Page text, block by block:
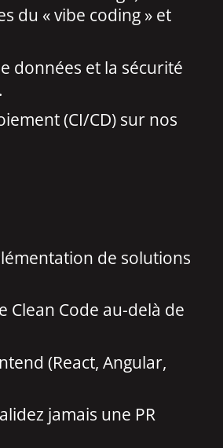
du « vibe coding » et
données et la sécurité
(CI/CD) sur nos
de solutions
Clean Code au-delà de
(React, Angular,
jamais une PR